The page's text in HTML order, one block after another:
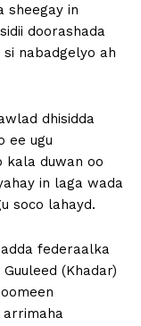
sheegay in
doorashada
nabadgelyo ah
dhisidda
ee ugu
kala duwan oo
in laga wada
soco lahayd.
federaalka
(Khadar)
arrimaha